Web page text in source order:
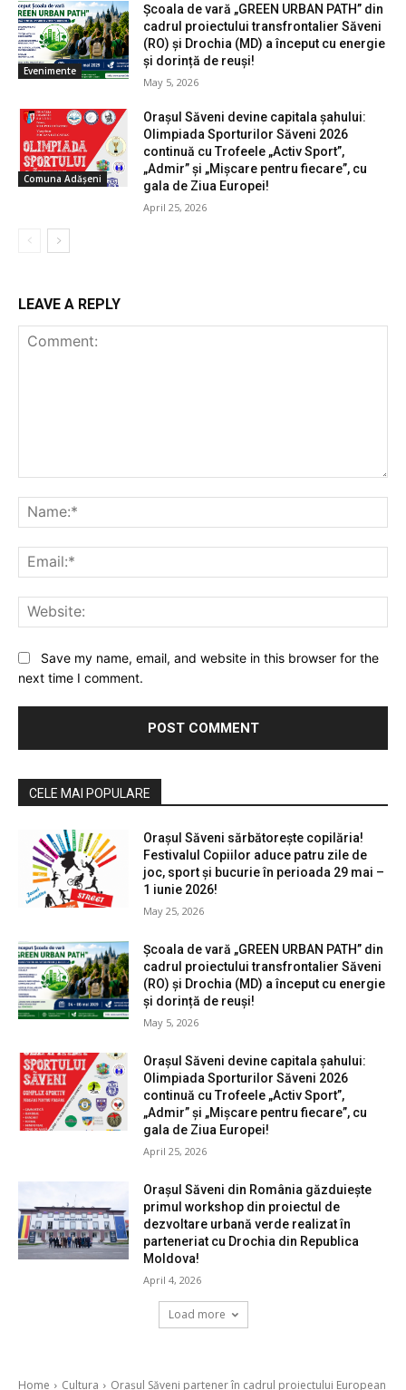
Evenimente
Școala de vară „GREEN URBAN PATH” din
cadrul proiectului transfrontalier Săveni
(RO) și Drochia (MD) a început cu energie
și dorință de reuși!
May 5, 2026
Comuna Adășeni
Orașul Săveni devine capitala șahului:
Olimpiada Sporturilor Săveni 2026
continuă cu Trofeele „Activ Sport”,
„Admir” și „Mișcare pentru fiecare”, cu
gala de Ziua Europei!
April 25, 2026
LEAVE A REPLY
Save my name, email, and website in this browser for the
next time I comment.
CELE MAI POPULARE
Orașul Săveni sărbătorește copilăria!
Festivalul Copiilor aduce patru zile de
joc, sport și bucurie în perioada 29 mai –
1 iunie 2026!
May 25, 2026
Școala de vară „GREEN URBAN PATH” din
cadrul proiectului transfrontalier Săveni
(RO) și Drochia (MD) a început cu energie
și dorință de reuși!
May 5, 2026
Orașul Săveni devine capitala șahului:
Olimpiada Sporturilor Săveni 2026
continuă cu Trofeele „Activ Sport”,
„Admir” și „Mișcare pentru fiecare”, cu
gala de Ziua Europei!
April 25, 2026
Orașul Săveni din România găzduiește
primul workshop din proiectul de
dezvoltare urbană verde realizat în
parteneriat cu Drochia din Republica
Moldova!
April 4, 2026
Load more